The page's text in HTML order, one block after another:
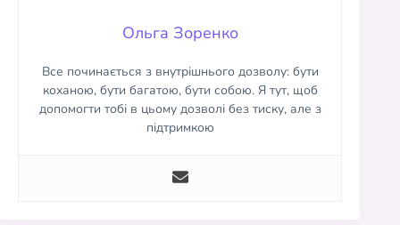
Ольга Зоренко
Все починається з внутрішнього дозволу: бути
коханою, бути багатою, бути собою. Я тут, щоб
допомогти тобі в цьому дозволі без тиску, але з
підтримкою